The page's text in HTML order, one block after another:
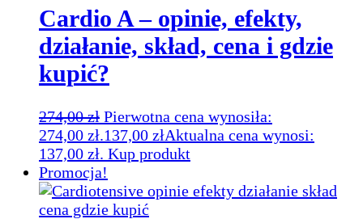
Cardio A – opinie, efekty,
działanie, skład, cena i gdzie
kupić?
274,00zł Pierwotna cena wynosiła:
274,00 zł.137,00 złAktualna cena wynosi:
137,00 zł. Kup produkt
Promocja!